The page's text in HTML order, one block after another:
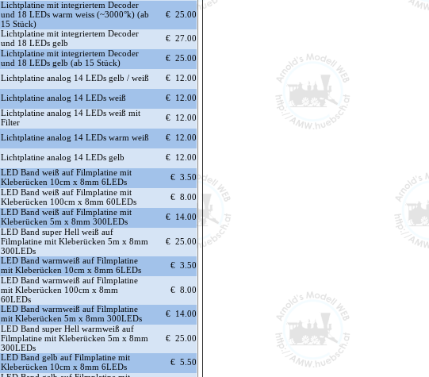
Lichtplatine mit integriertem Decoder
und 18 LEDs warm weiss (~3000°k) (ab
15 Stück)
€ 25.00
Lichtplatine mit integriertem Decoder
und 18 LEDs gelb
€ 27.00
Lichtplatine mit integriertem Decoder
und 18 LEDs gelb (ab 15 Stück)
€ 25.00
Lichtplatine analog 14 LEDs gelb / weiß € 12.00
Lichtplatine analog 14 LEDs weiß € 12.00
Lichtplatine analog 14 LEDs weiß mit
Filter
€ 12.00
Lichtplatine analog 14 LEDs warm weiß € 12.00
Lichtplatine analog 14 LEDs gelb € 12.00
LED Band weiß auf Filmplatine mit
Kleberücken 10cm x 8mm 6LEDs
€ 3.50
LED Band weiß auf Filmplatine mit
Kleberücken 100cm x 8mm 60LEDs
€ 8.00
LED Band weiß auf Filmplatine mit
Kleberücken 5m x 8mm 300LEDs
€ 14.00
LED Band super Hell weiß auf
Filmplatine mit Kleberücken 5m x 8mm
300LEDs
€ 25.00
LED Band warmweiß auf Filmplatine
mit Kleberücken 10cm x 8mm 6LEDs
€ 3.50
LED Band warmweiß auf Filmplatine
mit Kleberücken 100cm x 8mm
60LEDs
€ 8.00
LED Band warmweiß auf Filmplatine
mit Kleberücken 5m x 8mm 300LEDs
€ 14.00
LED Band super Hell warmweiß auf
Filmplatine mit Kleberücken 5m x 8mm
300LEDs
€ 25.00
LED Band gelb auf Filmplatine mit
Kleberücken 10cm x 8mm 6LEDs
€ 5.50